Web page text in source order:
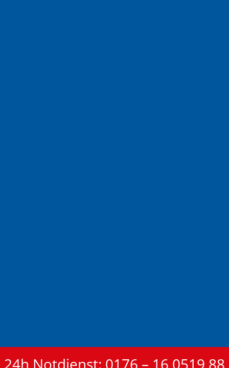
24h Notdienst: 0176 – 16 0519 88